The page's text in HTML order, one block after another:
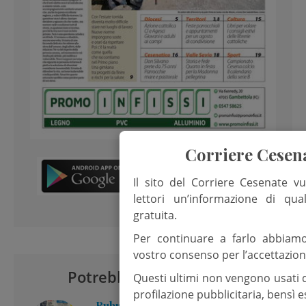
Potrebbero interessarti
Corriere
Il sito del Corriere Cesenate
lettori un’informazione di
gratuita.
Per continuare a farlo
vostro consenso per
Questi ultimi non vengono usati
profilazione pubblicitaria, bensì